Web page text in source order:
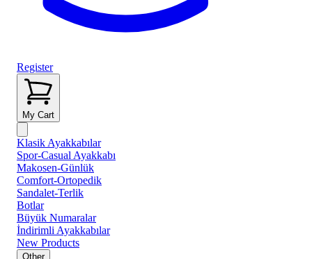
Register
My Cart
Klasik Ayakkabılar
Spor-Casual Ayakkabı
Makosen-Günlük
Comfort-Ortopedik
Sandalet-Terlik
Botlar
Büyük Numaralar
İndirimli Ayakkabılar
New Products
Other